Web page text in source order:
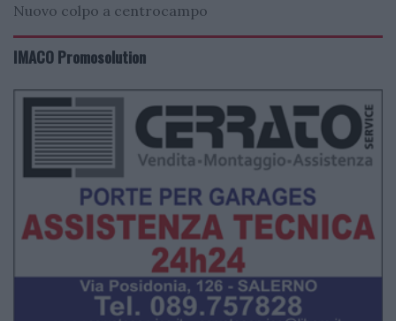
Nuovo colpo a centrocampo
IMACO Promosolution